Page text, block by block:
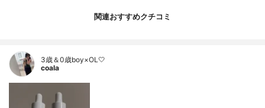
関連おすすめクチコミ
3歳＆0歳boy×OL🤍
coala